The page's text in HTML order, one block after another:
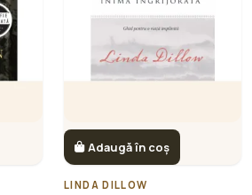
Adaugă în coș
LINDA DILLOW